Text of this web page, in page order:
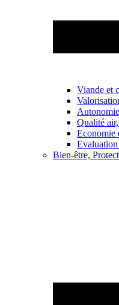
Viande et
Qualité
Economie
Bien-être,